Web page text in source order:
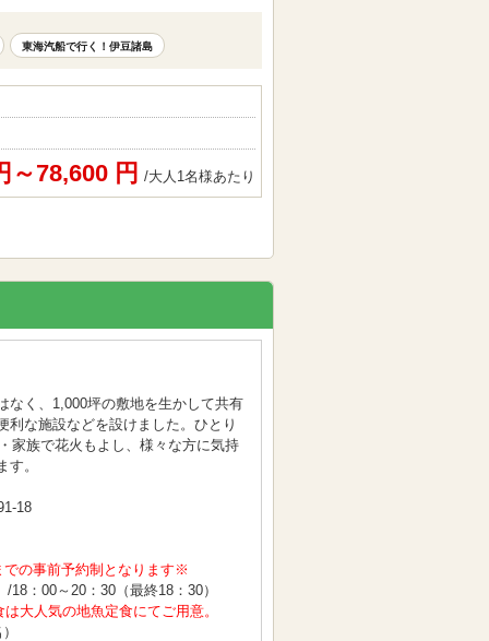
東海汽船で行く！伊豆諸島
～78,600 円 /大人1名様あたり
なく、1,000坪の敷地を生かして共有
利な施設などを設けました。ひとり
家族で花火もよし、様々な方に気持
。
18
の事前予約制となります※
：00～20：30（最終18：30）
大人気の地魚定食にてご用意。